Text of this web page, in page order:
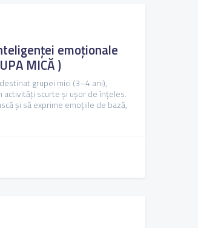
emoționale
MICĂ )
grupei mici (3–4 ani),
scurte și ușor de înțeles.
și să exprime emoțiile de bază,